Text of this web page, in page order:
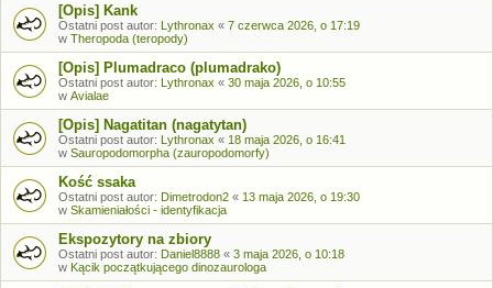
[Opis] Kank
Ostatni post autor: Lythronax « 7 czerwca 2026, o 17:19
w Theropoda (teropody)
[Opis] Plumadraco (plumadrako)
Ostatni post autor: Lythronax « 30 maja 2026, o 10:55
w Avialae
[Opis] Nagatitan (nagatytan)
Ostatni post autor: Lythronax « 18 maja 2026, o 16:41
w Sauropodomorpha (zauropodomorfy)
Kość ssaka
Ostatni post autor: Dimetrodon2 « 13 maja 2026, o 19:30
w Skamieniałości - identyfikacja
Ekspozytory na zbiory
Ostatni post autor: Daniel8888 « 3 maja 2026, o 10:18
w Kącik początkującego dinozaurologa